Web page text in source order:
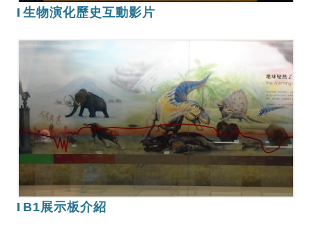
影
生物演化歷史互動影片
示
板
介
紹
B1展示板介紹